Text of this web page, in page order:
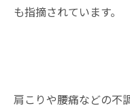
も指摘されています。
肩こりや腰痛などの不